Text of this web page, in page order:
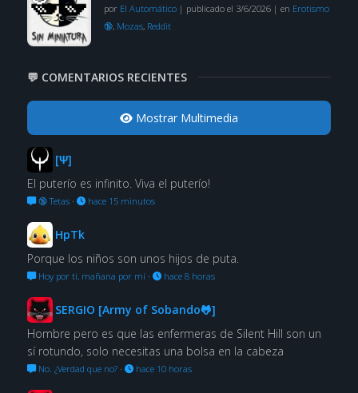
por El Automático| publicado el 3/6/2026| en Erotismo
🔞, Mozas, Reddit
💬 COMENTARIOS RECIENTES
Mostrar Multimedia
[Ψ]
El puterío es infinito. Viva el puterío!
🔞 Tetas· hace 15 minutos
HpTk
Porque los niños son unos hijos de puta.
Hoy por ti, mañana por mí· hace 8 horas
SERGIO [Army of Sobando🐸]
Hombre pero es que las enfermeras de Silent Hill son un
sí rotundo, solo necesitas una bolsa en la cabeza
No. ¿Verdad que no?· hace 10 horas